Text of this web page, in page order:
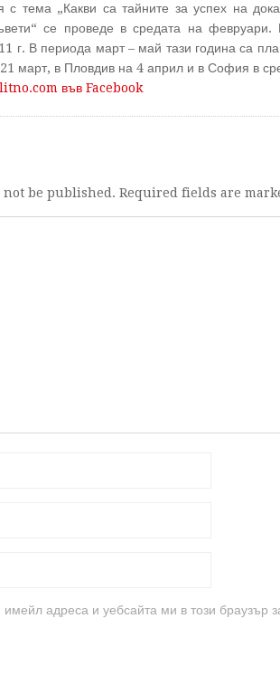
с тема „Какви са тайните за успех на
се проведе в средата на
г. В периода март – май тази година са
март, в Пловдив на 4 април и в София в
във Facebook
be published. Required fields are
адреса и уебсайта ми в този браузър